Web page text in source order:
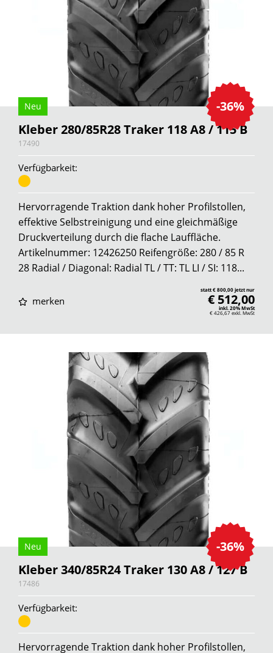
-36%
Neu
Kleber 280/85R28 Traker 118 A8 / 115 B
17490
Verfügbarkeit:
Hervorragende Traktion dank hoher Profilstollen,
effektive Selbstreinigung und eine gleichmäßige
Druckverteilung durch die flache Lauffläche.
Artikelnummer: 12426250 Reifengröße: 280 / 85 R
28 Radial / Diagonal: Radial TL / TT: TL LI / SI: 118...
merken
statt € 800,00 jetzt nur
€ 512,00
inkl. 20% MwSt
€ 426,67exkl. MwSt
-36%
Neu
Kleber 340/85R24 Traker 130 A8 / 127 B
17486
Verfügbarkeit:
Hervorragende Traktion dank hoher Profilstollen,